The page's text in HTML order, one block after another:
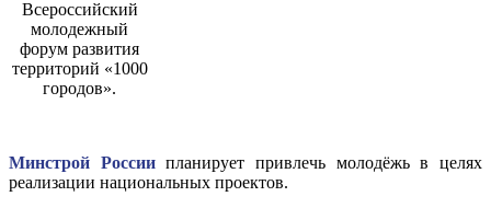
Всероссийский
молодежный
форум развития
территорий «1000
городов».
Минстрой Россиипланирует привлечь молодёжь в целях
реализации национальных проектов.